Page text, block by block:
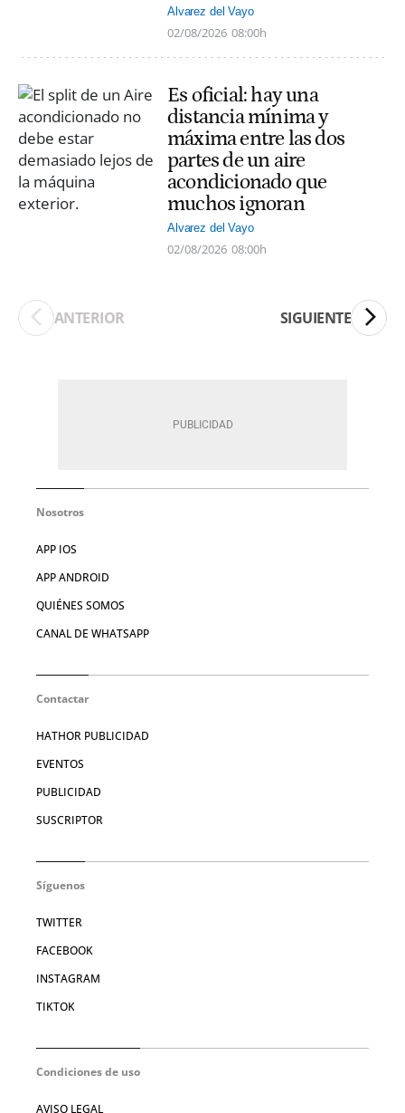
Alvarez del Vayo
02/08/2026 08:00h
Es oficial: hay una
distancia mínima y
máxima entre las dos
partes de un aire
acondicionado que
muchos ignoran
Alvarez del Vayo
02/08/2026 08:00h
ANTERIOR SIGUIENTE
Nosotros
APP IOS
APP ANDROID
QUIÉNES SOMOS
CANAL DE WHATSAPP
Contactar
HATHOR PUBLICIDAD
EVENTOS
PUBLICIDAD
SUSCRIPTOR
Síguenos
TWITTER
FACEBOOK
INSTAGRAM
TIKTOK
Condiciones de uso
AVISO LEGAL